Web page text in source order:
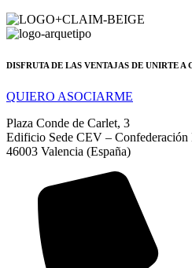
DISFRUTA DE LAS VENTAJAS DE UNIRTE A
QUIERO ASOCIARME
Plaza Conde de Carlet, 3
Edificio Sede CEV – Confederación
46003 Valencia (España)